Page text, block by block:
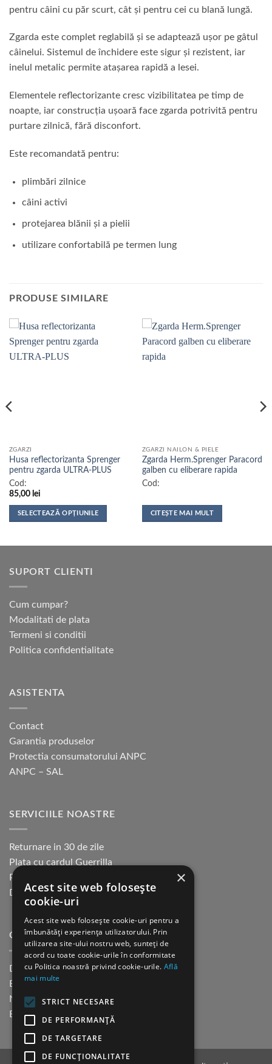
pentru câini cu păr scurt, cât și pentru cei cu blană lungă.
Zgarda este complet reglabilă și se adaptează ușor pe gâtul
câinelui. Sistemul de închidere este sigur și rezistent, iar
inelul metalic permite atașarea rapidă a lesei.
Elementele reflectorizante cresc vizibilitatea pe timp de
noapte, iar construcția ușoară face zgarda potrivită pentru
purtare zilnică, fără disconfort.
Este recomandată pentru:
plimbări zilnice
câini activi
protejarea blănii și a pielii
utilizare confortabilă pe termen lung
PRODUSE SIMILARE
ZGARZI
Husa reflectorizanta Sprenger
pentru zgarda ULTRA-PLUS
Cod:
85,00 lei
SELECTEAZĂ OPȚIUNILE
Opțiunile
pot
fi
în
ZGARZI NAILON & PIELE
Zgarda Herm.Sprenger Paracord
galben cu eliberare rapida
Cod:
CITEȘTE MAI MULT
SUPORT CLIENTI
Cum cumpar?
Modalitati de plata
Termeni si conditii
Politica confidentialitate
ASISTENTA
Contact
Garantia produselor
Protectia consumatorului ANPC
ANPC – SAL
SERVICIILE NOASTRE
Returnare in 30 de zile
Plata cu cardul Guerrilla
Plata in rate fara dobanda
Distributie sau profesionisti
CINE SUNTEM?
Despre noi
Blog
Newsletter
Evenimente
×
Acest site web folosește
cookie-uri
Acest site web folosește cookie-uri pentru a
îmbunătăți experiența utilizatorului. Prin
utilizarea site-ului nostru web, sunteți de
acord cu toate cookie-urile în conformitate
cu Politica noastră privind cookie-urile. Află
mai multe
STRICT NECESARE
DE PERFORMANȚĂ
DE TARGETARE
DE FUNCŢIONALITATE